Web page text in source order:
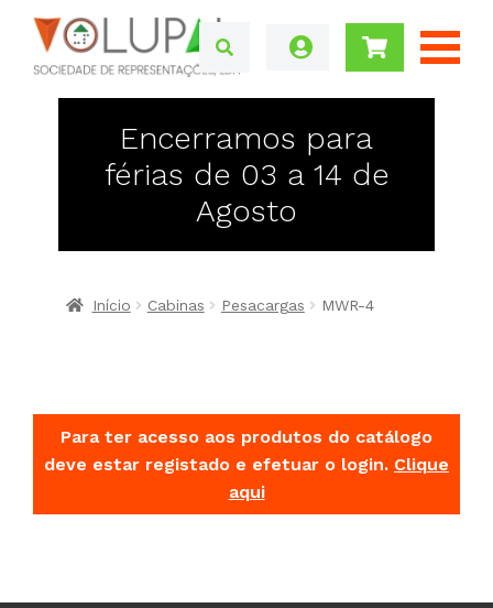
Encerramos para
férias de 03 a 14 de
Agosto
Início Cabinas Pesacargas MWR-4
Para ter acesso aos produtos do catálogo
deve estar registado e efetuar o login. Clique
aqui